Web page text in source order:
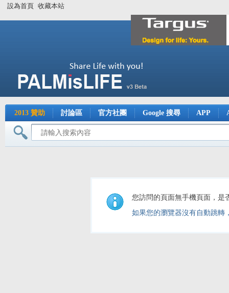
設為首頁 收藏本站
2013 贊助 討論區 官方社團 Google 搜尋 APP
您訪問的頁面無手機頁面，是
如果您的瀏覽器沒有自動跳轉